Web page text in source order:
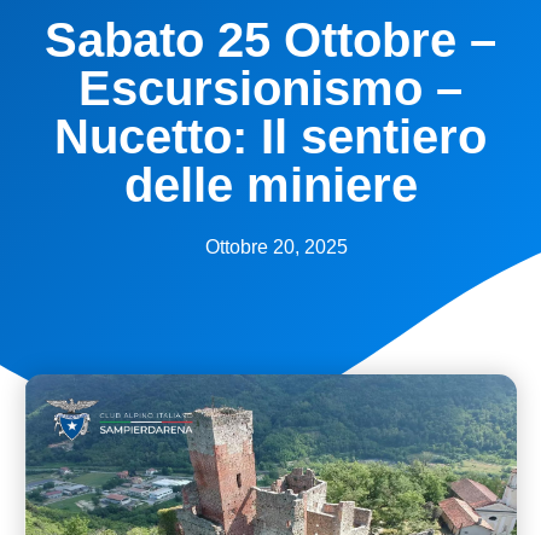
Sabato 25 Ottobre –
Escursionismo –
Nucetto: Il sentiero
delle miniere
Ottobre 20, 2025